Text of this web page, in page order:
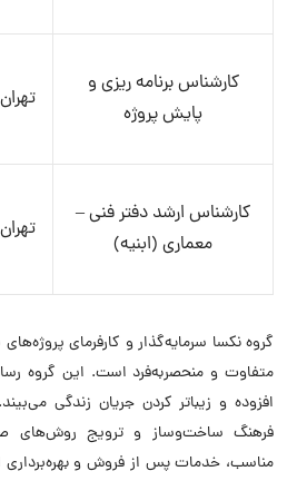
کارشناس برنامه‌ ریزی و
پایش پروژه
تهران
کارشناس ارشد دفتر فنی –
معماری (ابنیه)
تهران
گروه نکسا سرمایه‌گذار و کارفرمای
متفاوت و منحصر‌به‌فرد است. این گروه
افزوده و زیباتر کردن جریان زندگی
فرهنگ ساخت‌وساز و ترویج روش‌های
مناسب، خدمات پس از فروش و بهره‌برداری